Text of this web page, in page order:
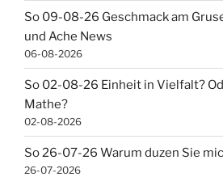
So 09-08-26 Geschmack am
und Ache News
06-08-2026
So 02-08-26 Einheit in Vielfalt?
Mathe?
02-08-2026
So 26-07-26 Warum duzen Sie
26-07-2026